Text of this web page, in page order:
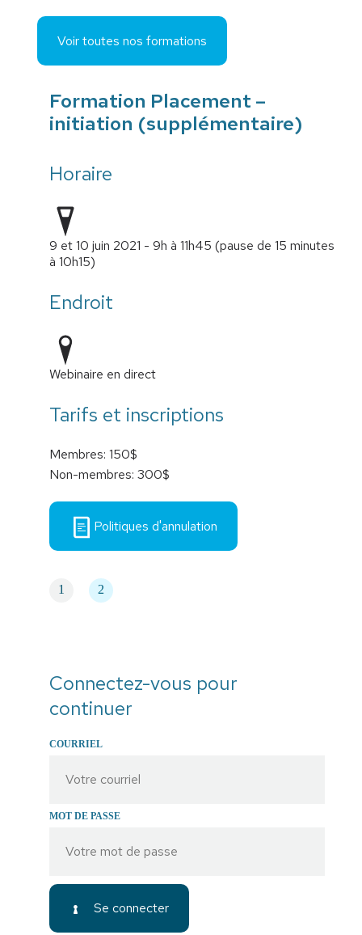
Voir toutes nos formations
Formation Placement –
initiation (supplémentaire)
Horaire
9 et 10 juin 2021 - 9h à 11h45 (pause de 15 minutes
à 10h15)
Endroit
Webinaire en direct
Tarifs et inscriptions
Membres: 150$
Non-membres: 300$
Politiques d'annulation
1 2
Connectez-vous pour
continuer
COURRIEL
MOT DE PASSE
Se connecter